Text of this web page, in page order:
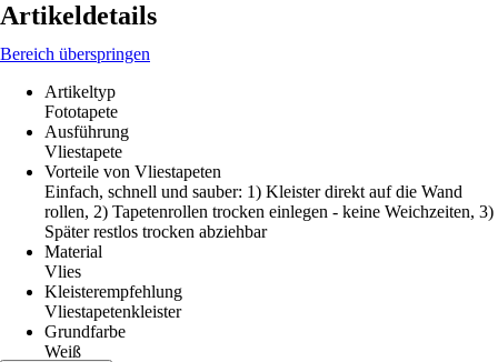
Artikeldetails
Bereich überspringen
Artikeltyp
Fototapete
Ausführung
Vliestapete
Vorteile von Vliestapeten
Einfach, schnell und sauber: 1) Kleister direkt auf die Wand
rollen, 2) Tapetenrollen trocken einlegen - keine Weichzeiten, 3)
Später restlos trocken abziehbar
Material
Vlies
Kleisterempfehlung
Vliestapetenkleister
Grundfarbe
Weiß